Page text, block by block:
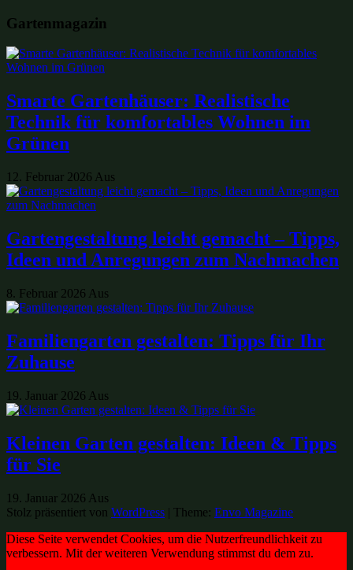
Gartenmagazin
Smarte Gartenhäuser: Realistische
Technik für komfortables Wohnen im
Grünen
12. Februar 2026 Aus
Gartengestaltung leicht gemacht – Tipps,
Ideen und Anregungen zum Nachmachen
8. Februar 2026 Aus
Familiengarten gestalten: Tipps für Ihr
Zuhause
19. Januar 2026 Aus
Kleinen Garten gestalten: Ideen & Tipps
für Sie
19. Januar 2026 Aus
Stolz präsentiert von WordPress | Theme: Envo Magazine
Diese Seite verwendet Cookies, um die Nutzerfreundlichkeit zu
verbessern. Mit der weiteren Verwendung stimmst du dem zu.